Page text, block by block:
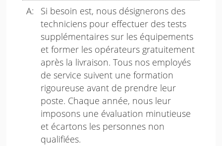
Si besoin est, nous désignerons des
techniciens pour effectuer des tests
supplémentaires sur les équipements
et former les opérateurs gratuitement
après la livraison. Tous nos employés
de service suivent une formation
rigoureuse avant de prendre leur
poste. Chaque année, nous leur
imposons une évaluation minutieuse
et écartons les personnes non
qualifiées.